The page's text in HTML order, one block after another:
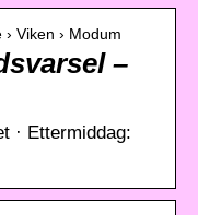
Viken › Modum
–
· Ettermiddag: